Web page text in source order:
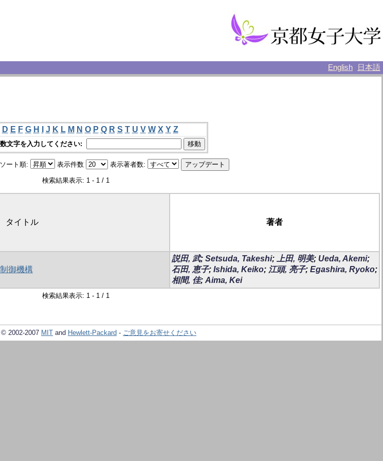
English 日本語
D E F G H J K L M N O P Q R S T U V W X Y Z
文字を入力してください:
ソート順: 表示件数 表示著者数:
検索結果表示: 1 - 1 / 1
タイトル 著者
御機構
説田, 武; Setsuda, Takeshi; 上田, 明美; Ueda, Akemi;
石田, 恵子; Ishida, Keiko; 江頭, 亮子; Egashira, Ryoko;
相間, 佳; Aima, Kei
検索結果表示: 1 - 1 / 1
2002-2007 MIT and Hewlett-Packard - ご意見をお寄せください